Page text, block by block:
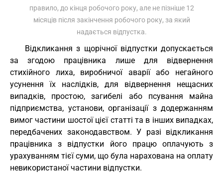
правило, до кінця робочого року, але не пізніше 12
місяців після закінчення робочого року, за який
надається відпустка.
Відкликання з щорічної відпустки допускається
за згодою працівника лише для відвернення
стихійного лиха, виробничої аварії або негайного
усунення їх наслідків, для відвернення нещасних
випадків, простою, загибелі або псування майна
підприємства, установи, організації з додержанням
вимог частини шостої цієї статті та в інших випадках,
передбачених законодавством. У разі відкликання
працівника з відпустки його працю оплачують з
урахуванням тієї суми, що була нарахована на оплату
невикористаної частини відпустки.